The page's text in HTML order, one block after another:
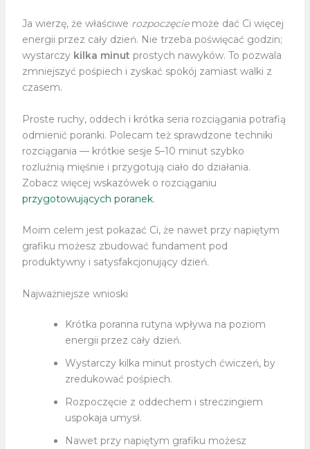
Ja wierzę, że właściwe rozpoczęciemoże dać Ci więcej
energii przez cały dzień. Nie trzeba poświęcać godzin;
wystarczy kilka minut prostych nawyków. To pozwala
zmniejszyć pośpiech i zyskać spokój zamiast walki z
czasem.
Proste ruchy, oddech i krótka seria rozciągania potrafią
odmienić poranki. Polecam też sprawdzone techniki
rozciągania — krótkie sesje 5–10 minut szybko
rozluźnią mięśnie i przygotują ciało do działania.
Zobacz więcej wskazówek o rozciąganiu
przygotowujących poranek.
Moim celem jest pokazać Ci, że nawet przy napiętym
grafiku możesz zbudować fundament pod
produktywny i satysfakcjonujący dzień.
Najważniejsze wnioski
Krótka poranna rutyna wpływa na poziom
energii przez cały dzień.
Wystarczy kilka minut prostych ćwiczeń, by
zredukować pośpiech.
Rozpoczęcie z oddechem i streczingiem
uspokaja umysł.
Nawet przy napiętym grafiku możesz